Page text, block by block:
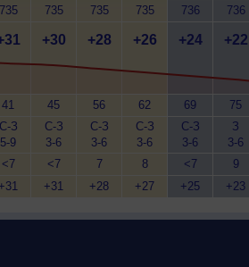
735
41
С-З
5-9
<7
+31
735
+30
45
С-З
3-6
<7
+31
735
+28
56
С-З
3-6
7
+28
735
+26
62
С-З
3-6
8
+27
736
+24
69
С-З
3-6
<7
+25
736
+22
75
З
3-6
9
+23